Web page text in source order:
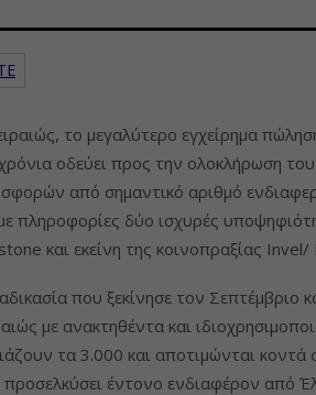
το μεγαλύτερο εγχείρημα
οδεύει προς την ολοκλήρωση
από σημαντικό αριθμό
πληροφορίες δύο ισχυρές
και εκείνη της κοινοπραξίας
που ξεκίνησε τον Σεπτέμβριο
με ανακτηθέντα και
τα 3.000 και αποτιμώνται κοντά
έντονο ενδιαφέρον από